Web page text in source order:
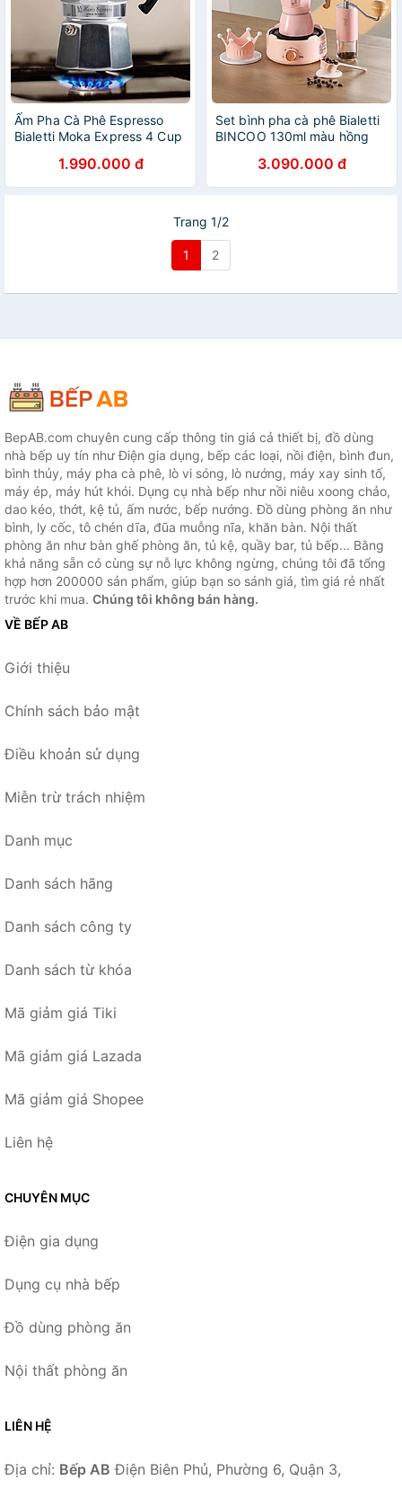
Ấm Pha Cà Phê Espresso
Bialetti Moka Express 4 Cup
1.990.000 đ
Set bình pha cà phê Bialetti
BINCOO 130ml màu hồng
3.090.000 đ
Trang 1/2
1 2
BepAB.com chuyên cung cấp thông tin giá cả thiết bị, đồ dùng
nhà bếp uy tín như Điện gia dụng, bếp các loại, nồi điện, bình đun,
bình thủy, máy pha cà phê, lò vi sóng, lò nướng, máy xay sinh tố,
máy ép, máy hút khói. Dụng cụ nhà bếp như nồi niêu xoong chảo,
dao kéo, thớt, kệ tủ, ấm nước, bếp nướng. Đồ dùng phòng ăn như
bình, ly cốc, tô chén dĩa, đũa muỗng nĩa, khăn bàn. Nội thất
phòng ăn như bàn ghế phòng ăn, tủ kệ, quầy bar, tủ bếp... Bằng
khả năng sẵn có cùng sự nỗ lực không ngừng, chúng tôi đã tổng
hợp hơn 200000 sản phẩm, giúp bạn so sánh giá, tìm giá rẻ nhất
trước khi mua. Chúng tôi không bán hàng.
VỀ BẾP AB
Giới thiệu
Chính sách bảo mật
Điều khoản sử dụng
Miễn trừ trách nhiệm
Danh mục
Danh sách hãng
Danh sách công ty
Danh sách từ khóa
Mã giảm giá Tiki
Mã giảm giá Lazada
Mã giảm giá Shopee
Liên hệ
CHUYÊN MỤC
Điện gia dụng
Dụng cụ nhà bếp
Đồ dùng phòng ăn
Nội thất phòng ăn
LIÊN HỆ
Địa chỉ: Bếp AB Điện Biên Phủ, Phường 6, Quận 3,